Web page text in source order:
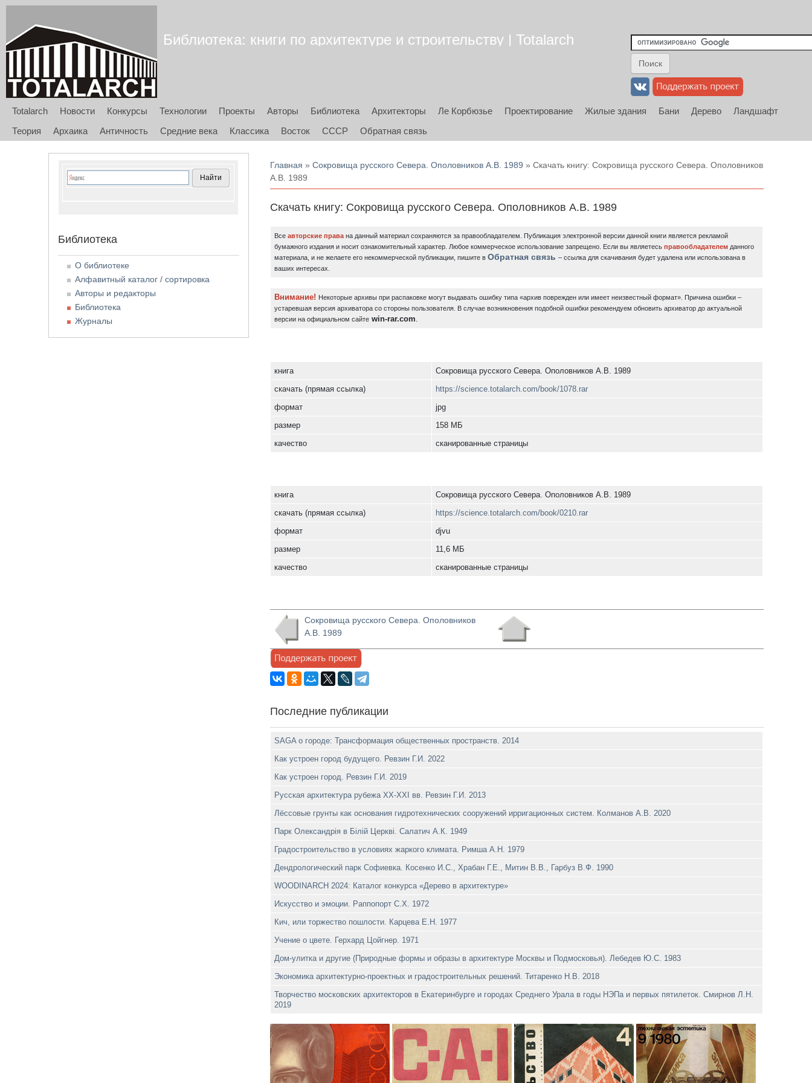
Библиотека: книги по архитектуре и строительству | Totalarch
Totalarch Новости Конкурсы Технологии Проекты Авторы Библиотека Архитекторы Ле Корбюзье Проектирование Жилые здания Бани Дерево
Ландшафт
Теория
Архаика Античность Средние века Классика Восток СССР Обратная связь
Вы здесь
Главная »Сокровища русского Севера. Ополовников А.В. 1989 » Скачать книгу: Сокровища русского Севера. Ополовников
А.В. 1989
Скачать книгу: Сокровища русского Севера. Ополовников А.В. 1989
Всеавторские права на данный материал сохраняются за правообладателем. Публикация электронной версии данной книги является рекламой
бумажного издания и носит ознакомительный характер. Любое коммерческое использование запрещено. Если вы являетесьправообладателем данного
материала, и не желаете его некоммерческой публикации, пишите вОбратная связь – ссылка для скачивания будет удалена или использована в
ваших интересах.
Внимание! Некоторые архивы при распаковке могут выдавать ошибку типа «архив поврежден или имеет неизвестный формат». Причина ошибки –
устаревшая версия архиватора со стороны пользователя. В случае возникновения подобной ошибки рекомендуем обновить архиватор до актуальной
версии на официальном сайте win-rar.com.
книга
Сокровища русского Севера. Ополовников А.В. 1989
скачать (прямая ссылка)
https://science.totalarch.com/book/1078.rar
формат
jpg
размер
158 МБ
качество
сканированные страницы
книга
Сокровища русского Севера. Ополовников А.В. 1989
скачать (прямая ссылка)
https://science.totalarch.com/book/0210.rar
формат
djvu
размер
11,6 МБ
качество
сканированные страницы
Сокровища русского Севера. Ополовников
А.В. 1989
Последние публикации
SAGA о городе: Трансформация общественных пространств. 2014
Как устроен город будущего. Ревзин Г.И. 2022
Как устроен город. Ревзин Г.И. 2019
Русская архитектура рубежа ХХ-XXI вв. Ревзин Г.И. 2013
Лёссовые грунты как основания гидротехнических сооружений ирригационных систем. Колманов A.B. 2020
Парк Олександрiя в Бiлiй Церквi. Салатич А.К. 1949
Градостроительство в условиях жаркого климата. Римша А.Н. 1979
Дендрологический парк Софиевка. Косенко И.С., Храбан Г.Е., Митин В.В., Гарбуз В.Ф. 1990
WOODINARCH 2024: Каталог конкурса «Дерево в архитектуре»
Искусство и эмоции. Раппопорт С.Х. 1972
Кич, или торжество пошлости. Карцева Е.Н. 1977
Учение о цвете. Герхард Цойгнер. 1971
Дом-улитка и другие (Природные формы и образы в архитектуре Москвы и Подмосковья). Лебедев Ю.С. 1983
Экономика архитектурно-проектных и градостроительных решений. Титаренко Н.В. 2018
Творчество московских архитекторов в Екатеринбурге и городах Среднего Урала в годы НЭПа и первых пятилеток. Смирнов Л.Н.
2019
Библиотека
О библиотеке
Алфавитный каталог / сортировка
Авторы и редакторы
Библиотека
Журналы